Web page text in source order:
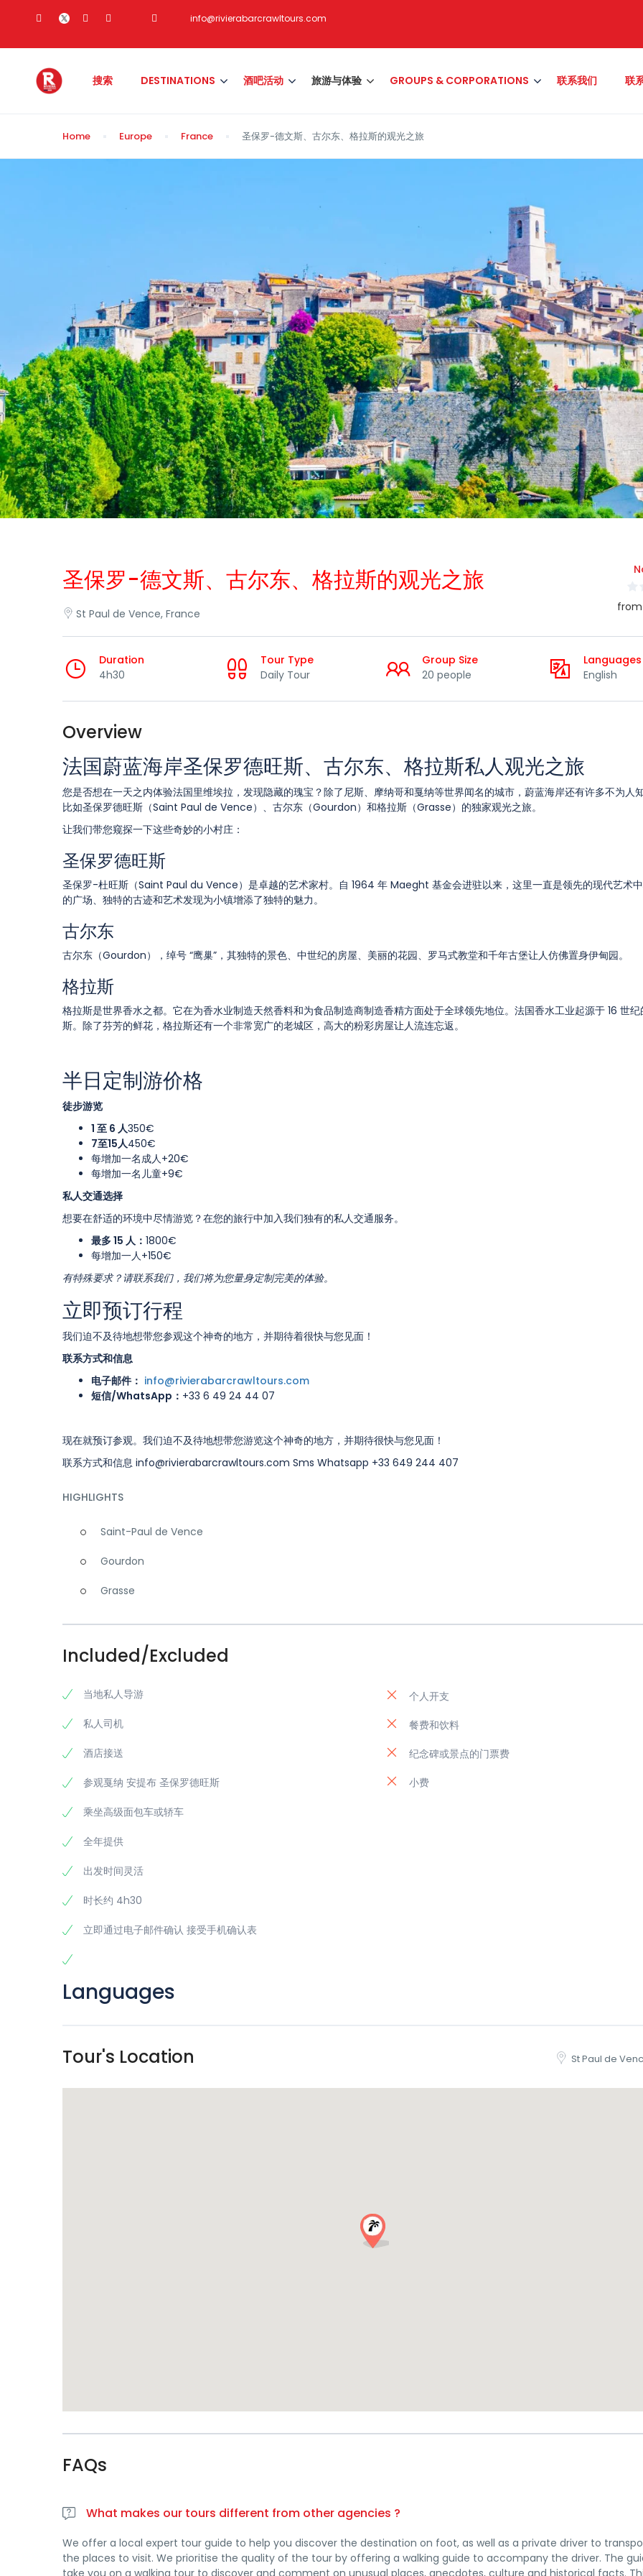
info@rivierabarcrawltours.com
搜索 DESTINATIONS 酒吧活动 旅游与体验 GROUPS & CORPORATIONS 联系我们 联
Home Europe France 圣保罗-德文斯、古尔东、格拉斯的观光之旅
圣保罗-德文斯、古尔东、格拉斯的观光之旅
St Paul de Vence, France
Duration
4h30
Tour Type
Daily Tour
Group Size
20 people
Languages
English
Overview
法国蔚蓝海岸圣保罗德旺斯、古尔东、格拉斯私人观光之旅
您是否想在一天之内体验法国里维埃拉，发现隐藏的瑰宝？除了尼斯、摩纳哥和戛纳等世界闻名的城市，蔚蓝海岸还有许多不为人
比如圣保罗德旺斯（Saint Paul de Vence）、古尔东（Gourdon）和格拉斯（Grasse）的独家观光之旅。
让我们带您窥探一下这些奇妙的小村庄：
圣保罗德旺斯
圣保罗-杜旺斯（Saint Paul du Vence）是卓越的艺术家村。自 1964 年 Maeght 基金会进驻以来，这里一直是领先的现代艺术
的广场、独特的古迹和艺术发现为小镇增添了独特的魅力。
古尔东
古尔东（Gourdon），绰号 “鹰巢”，其独特的景色、中世纪的房屋、美丽的花园、罗马式教堂和千年古堡让人仿佛置身伊甸园。
格拉斯
格拉斯是世界香水之都。它在为香水业制造天然香料和为食品制造商制造香精方面处于全球领先地位。法国香水工业起源于 16 世
斯。除了芬芳的鲜花，格拉斯还有一个非常宽广的老城区，高大的粉彩房屋让人流连忘返。
半日定制游价格
徒步游览
1 至 6 人350€
7至15人450€
每增加一名成人+20€
每增加一名儿童+9€
私人交通选择
想要在舒适的环境中尽情游览？在您的旅行中加入我们独有的私人交通服务。
最多 15 人： 1800€
每增加一人+150€
有特殊要求？请联系我们，我们将为您量身定制完美的体验。
立即预订行程
我们迫不及待地想带您参观这个神奇的地方，并期待着很快与您见面！
联系方式和信息
电子邮件： info@rivierabarcrawltours.com
短信/WhatsApp： +33 6 49 24 44 07
现在就预订参观。我们迫不及待地想带您游览这个神奇的地方，并期待很快与您见面！
联系方式和信息 info@rivierabarcrawltours.com Sms Whatsapp +33 649 244 407
HIGHLIGHTS
Saint-Paul de Vence
Gourdon
Grasse
Included/Excluded
当地私人导游
私人司机
酒店接送
参观戛纳 安提布 圣保罗德旺斯
乘坐高级面包车或轿车
全年提供
出发时间灵活
时长约 4h30
立即通过电子邮件确认 接受手机确认表
个人开支
餐费和饮料
纪念碑或景点的门票费
小费
Languages
Tour's Location St Paul de
FAQs
What makes our tours different from other agencies ?
We offer a local expert tour guide to help you discover the destination on foot, as well as a private driver to
the places to visit. We prioritise the quality of the tour by offering a walking guide to accompany the driver. The
take you on a walking tour to discover and comment on unusual places, anecdotes, culture and historical facts.